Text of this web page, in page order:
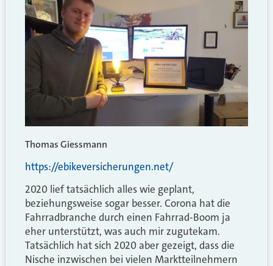
Thomas Giessmann
https://ebikeversicherungen.net/
2020 lief tatsächlich alles wie geplant,
beziehungsweise sogar besser. Corona hat die
Fahrradbranche durch einen Fahrrad-Boom ja
eher unterstützt, was auch mir zugutekam.
Tatsächlich hat sich 2020 aber gezeigt, dass die
Nische inzwischen bei vielen Marktteilnehmern